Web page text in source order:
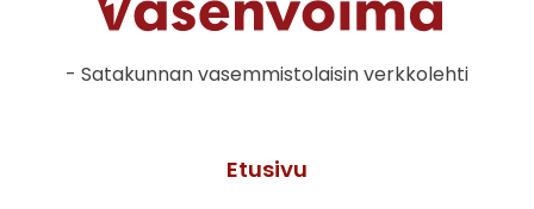
- Satakunnan vasemmistolaisin verkkolehti
Etusivu